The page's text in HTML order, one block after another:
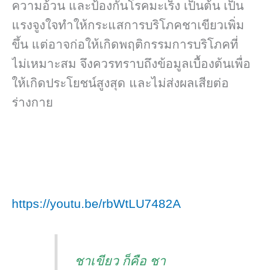
ความอ้วน และป้องกันโรคมะเร็ง เป็นต้น เป็น
แรงจูงใจทำให้กระแสการบริโภคชาเขียวเพิ่ม
ขึ้น แต่อาจก่อให้เกิดพฤติกรรมการบริโภคที่
ไม่เหมาะสม จึงควรทราบถึงข้อมูลเบื้องต้นเพื่อ
ให้เกิดประโยชน์สูงสุด และไม่ส่งผลเสียต่อ
ร่างกาย
https://youtu.be/rbWtLU7482A
ชาเขียว ก็คือ ชา